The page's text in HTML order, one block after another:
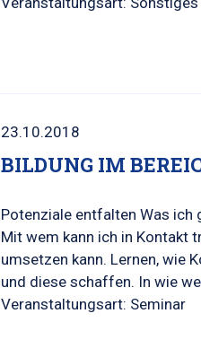
23.10.2018
BILDUNG IM
Potenziale entfalten Was ich
Mit wem kann ich in Kontakt
umsetzen kann. Lernen, wie
und diese schaffen. In wie
Veranstaltungsart: Seminar